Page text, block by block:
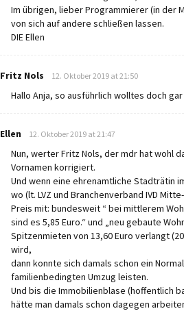
Im übrigen, lieber Programmierer (in der
von sich auf andere schließen lassen.
DIE Ellen
Fritz Nols says:
12. Oktober 2019 at 21:50
Hallo Anja, so ausführlich wolltes doch
Ellen says:
12. Oktober 2019 at 21:47
Nun, werter Fritz Nols, der mdr hat wohl
Vornamen korrigiert.
Und wenn eine ehrenamtliche Stadträtin
wo (lt. LVZ und Branchenverband IVD
Preis mit: bundesweit “ bei mittlerem
sind es 5,85 Euro.“ und „neu gebaute
Spitzenmieten von 13,60 Euro verlangt
wird,
dann konnte sich damals schon ein
familienbedingten Umzug leisten.
Und bis die Immobilienblase (hoffentlich
hätte man damals schon dagegen